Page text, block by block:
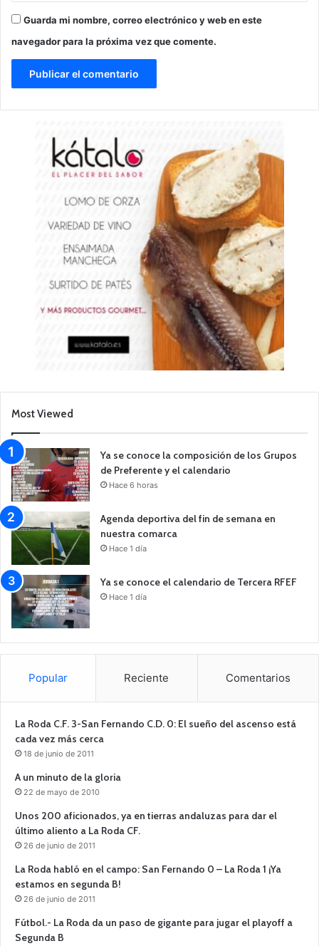
Guarda mi nombre, correo electrónico y web en este
navegador para la próxima vez que comente.
Most Viewed
Ya se conoce la composición de los Grupos
de Preferente y el calendario
Hace 6 horas
Agenda deportiva del fin de semana en
nuestra comarca
Hace 1 día
Ya se conoce el calendario de Tercera RFEF
Hace 1 día
Popular Reciente Comentarios
La Roda C.F. 3-San Fernando C.D. 0: El sueño del ascenso está
cada vez más cerca
18 de junio de 2011
A un minuto de la gloria
22 de mayo de 2010
Unos 200 aficionados, ya en tierras andaluzas para dar el
último aliento a La Roda CF.
26 de junio de 2011
La Roda habló en el campo: San Fernando 0 – La Roda 1 ¡Ya
estamos en segunda B!
26 de junio de 2011
Fútbol.- La Roda da un paso de gigante para jugar el playoff a
Segunda B